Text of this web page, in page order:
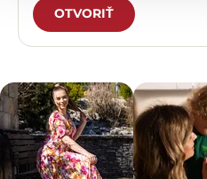
OTVORIŤ